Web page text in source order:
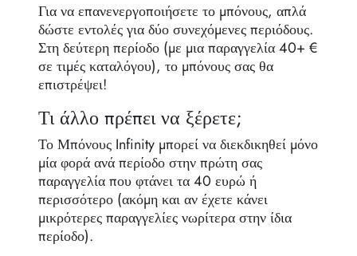
Για να επανενεργοποιήσετε το μπόνους, απλά
δώστε εντολές για δύο συνεχόμενες περιόδους.
Στη δεύτερη περίοδο (με μια παραγγελία 40+ €
σε τιμές καταλόγου), το μπόνους σας θα
επιστρέψει!
Τι άλλο πρέπει να ξέρετε;
Το Μπόνους Infinity μπορεί να διεκδικηθεί μόνο
μία φορά ανά περίοδο στην πρώτη σας
παραγγελία που φτάνει τα 40 ευρώ ή
περισσότερο (ακόμη και αν έχετε κάνει
μικρότερες παραγγελίες νωρίτερα στην ίδια
περίοδο).